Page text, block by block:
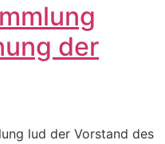
der
lud der Vorstand des